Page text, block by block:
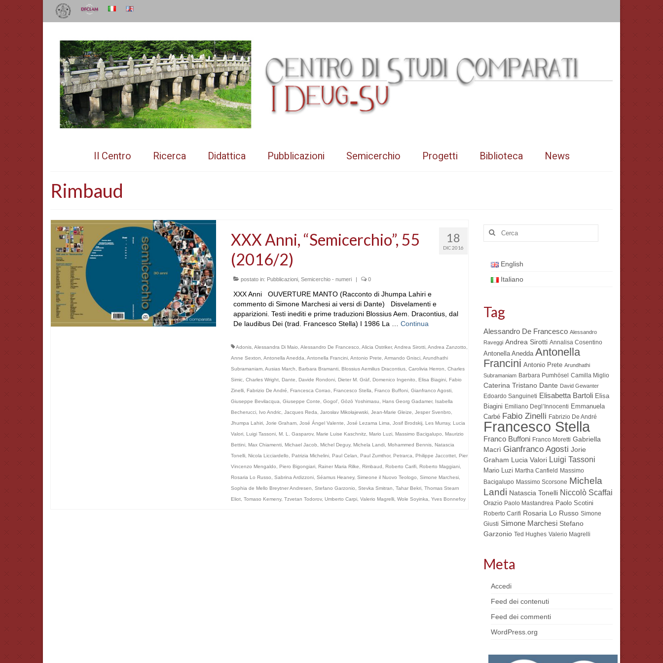
Il Centro Ricerca Didattica Pubblicazioni Semicerchio Progetti Biblioteca News
Rimbaud
18
DIC 2016
XXX Anni, “Semicerchio”, 55
(2016/2)
postato in: Pubblicazioni, Semicerchio - numeri | 0
XXX Anni OUVERTURE MANTO (Racconto di Jhumpa Lahiri e
commento di Simone Marchesi ai versi di Dante) Disvelamenti e
apparizioni. Testi inediti e prime traduzioni Blossius Aem. Dracontius, dal
De laudibus Dei (trad. Francesco Stella) I 1986 La … Continua
Adonis, Alessandra Di Maio Alessandro De Francesco Alicia Ostriker, Andrea Sirotti, Andrea Zanzotto
Anne Sexton Antonella Anedda Antonella Francini, Antonio Prete Armando Gnisci, Arundhathi
Subramaniam, Ausias March Barbara Bramanti, Blossius Aemilius Dracontius, Carolivia Herron
Charles
Simic, Charles Wright, Dante Davide Rondoni, Dieter M. Gräf, Domenico Ingenito Elisa Biagini, Fabio
Zinelli, Fabrizio De André Francesca Corrao Francesco Stella Franco Buffoni, Gianfranco Agosti,
Giuseppe Bevilacqua
Giuseppe Conte Gogol’, Gōzō Yoshimasu Hans Georg Gadamer, Isabella
Becherucci, Ivo Andric, Jacques Reda Jarosłav Mikołajewski, Jean-Marie Gleize Jesper Svenbro
Jhumpa Lahiri, Jorie Graham, José Ángel Valente José Lezama Lima Josif Brodskij, Les Murray, Lucia
Valori, Luigi Tassoni, M. L. Gasparov, Marie Luise Kaschnitz, Mario Luzi, Massimo Bacigalupo
Maurizio
Bettini, Max Chiamenti, Michael Jacob Michel Deguy, Michela Landi, Mohammed Bennis, Natascia
Tonelli, Nicola Licciardello Patrizia Michelini, Paul Celan Paul Zumthor, Petrarca Philippe Jaccottet, Pier
Vincenzo Mengaldo
Piero Bigongiari, Rainer Maria Rilke Rimbaud Roberto Carifi, Roberto Maggiani,
Rosaria Lo Russo
Sabrina Ardizzoni, Séamus Heaney, Simeone il Nuovo Teologo Simone Marchesi,
Sophia de Mello Breytner Andresen
Stefano Garzonio Stevka Smitran Tahar Bekri, Thomas Stearn
Eliot, Tomaso Kemeny, Tzvetan Todorov, Umberto Carpi, Valerio Magrelli, Wole Soyinka Yves Bonnefoy
Cerca:
English
Italiano
Tag
Alessandro De Francesco Alessandro
Raveggi Andrea Sirotti Annalisa Cosentino
Antonella Anedda Antonella
Francini Antonio Prete Arundhathi
Subramaniam Barbara Pumhösel Camilla Miglio
Caterina Tristano Dante David Gewanter
Edoardo Sanguineti Elisabetta Bartoli Elisa
Biagini Emiliano Degl’Innocenti Emmanuela
Carbé Fabio Zinelli Fabrizio De André
Francesco Stella
Franco Buffoni Franco Moretti Gabriella
Macrì Gianfranco Agosti Jorie
Graham Lucia Valori Luigi Tassoni
Mario Luzi Martha Canfield Massimo
Bacigalupo Massimo Scorsone Michela
Landi Natascia Tonelli Niccolò Scaffai
Orazio Paolo Mastandrea Paolo Scotini
Roberto Carifi Rosaria Lo Russo Simone
Giusti Simone Marchesi Stefano
Garzonio Ted Hughes Valerio Magrelli
Meta
Accedi
Feed dei contenuti
Feed dei commenti
WordPress.org